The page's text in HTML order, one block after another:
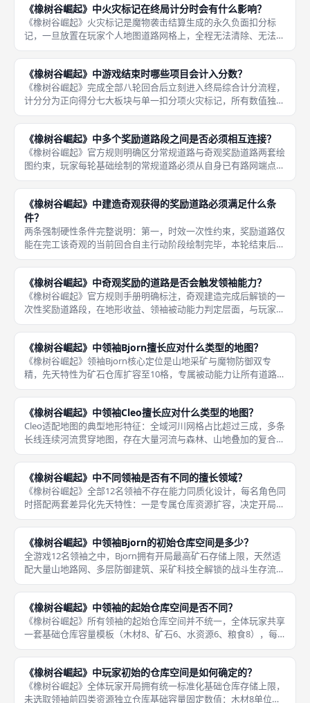
一格解锁收
《橡树谷崛起》中火灾标记在终局计分时会有什么影响？
《橡树谷崛起》火灾标记是魔物袭击结算生成的永久负面扣分标
记，一旦放置在玩家个人地图道路网格上，全程无法清除、无法抵
消、无法转移，直至八轮对局结束进入终局计分，每一枚火灾标记
统一扣除3点胜利点，无阶梯折扣、无豁免规则，累计大量火灾标
记会直接大
《橡树谷崛起》中游戏结束时哪些项目会计入分数？
《橡树谷崛起》完成全部八轮回合后立刻进入终局综合计分流程，
计分分为正向得分七大板块与单一扣分项火灾标记，所有数值独立
核算后相加再扣除扣分项得到玩家最终总分，计分维度覆盖领地建
设、科技研发、资源储备、民众经营全体系，不存在单一板块决定
胜负的情
《橡树谷崛起》中多个奖励道路段之间是否必须相互连接？
《橡树谷崛起》官方规则明确区分常规道路与奇观奖励道路两套绘
图约束，玩家每轮基础绘制的常规道路必须从自身已有路网端点延
伸、全程保持连续连通，而奇观完工解锁的多段奖励道路完全不受
连通规则束缚，多段奖励道路之间不需要互相连接，单段奖励道路
也不需要
《橡树谷崛起》中建造奇观获得的奖励道路必须满足什么条
件？
两条强制硬性条件完整说明：第一，时效一次性约束，奖励道路仅
能在完工该奇观的当前回合自主行动阶段绘制完毕，本轮结束后所
有未绘制的奖励道路段直接作废清零，无法留存至下一轮使用，不
能分多轮拆分绘制；玩家可以选择本轮全部画完，也可放弃部分奖
励线段不
《橡树谷崛起》中奇观奖励的道路是否会触发领袖能力？
《橡树谷崛起》官方规则手册明确标注，奇观建造完成后解锁的一
次性奖励道路段，在地形收益、领袖被动能力判定层面，与玩家每
轮常规绘制的基础道路没有任何区分，奖励道路途经任意地形网
格，均可完整触发对应领袖的专属被动增益，水系领袖Cleo的河流
双倍水
《橡树谷崛起》中领袖Bjorn擅长应对什么类型的地图？
《橡树谷崛起》领袖Bjorn核心定位是山地采矿与魔物防御双专
精，先天特性为矿石仓库扩容至10格，专属被动能力让所有道路途
经山地网格额外多产出1单位矿石，奇观奖励道路同样可触发该加
成，因此Bjorn最优适配山地网格占比高、山地森林、山地河流复
《橡树谷崛起》中领袖Cleo擅长应对什么类型的地图？
Cleo适配地图的典型地形特征：全域河川网格占比超过三成，多条
长线连续河流贯穿地图，存在大量河流与森林、山地叠加的复合资
源点位，零散孤立河流极少，玩家可以规划长段连通路网连续途经
多片河流，持续稳定产出海量水资源。《橡树谷崛起》领袖Cleo是
《橡树谷崛起》中不同领袖是否有不同的擅长领域？
《橡树谷崛起》全部12名领袖不存在能力同质化设计，每名角色同
时搭配两套差异化先天特性：一是专属仓库资源扩容，决定开局资
源囤积偏向；二是独有的永久被动地形/建筑增益能力，二者结合
形成清晰划分的四大擅长领域，分别为水系河流专精、山地采矿防
御专精
《橡树谷崛起》中领袖Bjorn的初始仓库空间是多少？
全游戏12名领袖之中，Bjorn拥有开局最高矿石存储上限，天然适
配大量山地路网、多层防御建筑、采矿科技全解锁的战斗生存流
派。《橡树谷崛起》领袖Bjorn是山地采矿专精领袖，开局仓库基
于全局统一基础模板叠加矿石专项扩容，基础模板数值为木材8、
《橡树谷崛起》中领袖的起始仓库空间是否不同？
《橡树谷崛起》所有领袖的起始仓库空间并不统一，全体玩家共享
一套基础仓库容量模板（木材8、矿石6、水资源6、粮食8），每
一名领袖配套专属扩容面板，选取该领袖开局时，直接叠加面板标
注的单类或多类资源仓库扩容数值，最终形成独一无二的初始存储
上限，
《橡树谷崛起》中玩家初始的仓库空间是如何确定的？
《橡树谷崛起》全体玩家开局拥有统一标准化基础仓库存储上限，
未选取领袖前四类资源独立仓库基础容量固定数值：木材8单位、